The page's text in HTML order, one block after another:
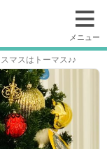
メニュー
マスはトーマス♪♪